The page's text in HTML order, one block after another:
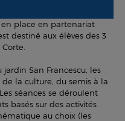
place en partenariat
destiné aux élèves des 3
San Francescu, les
la culture, du semis à la
séances se déroulent
basés sur des activités
au choix (les